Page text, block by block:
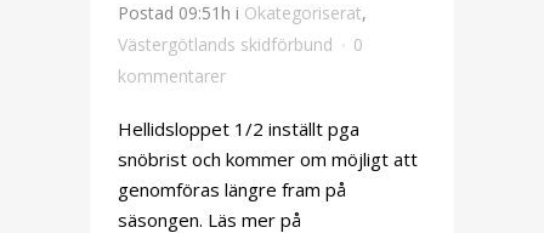
Postad 09:51h i Okategoriserat,
Västergötlands skidförbund
0
kommentarer
Hellidsloppet 1/2 inställt pga
snöbrist och kommer om möjligt att
genomföras längre fram på
säsongen. Läs mer på